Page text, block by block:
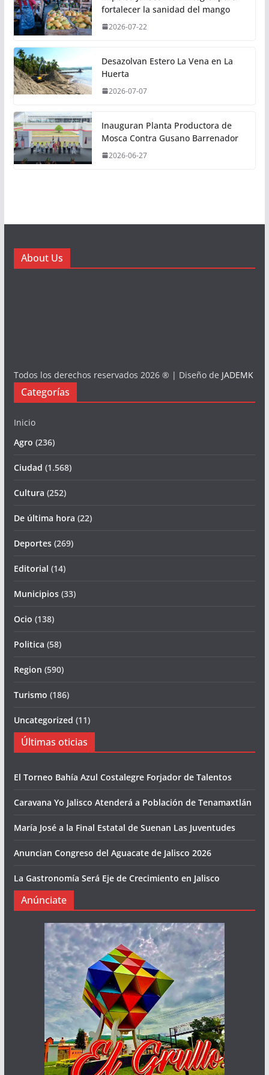
fortalecer la sanidad del mango
2026-07-22
Desazolvan Estero La Vena en La
Huerta
2026-07-07
Inauguran Planta Productora de
Mosca Contra Gusano Barrenador
2026-06-27
About Us
Todos los derechos reservados 2026 ® | Diseño de JADEMK
Categorías
Inicio
Agro (236)
Ciudad (1.568)
Cultura (252)
De última hora (22)
Deportes(269)
Editorial (14)
Municipios(33)
Ocio (138)
Politica (58)
Region (590)
Turismo (186)
Uncategorized (11)
Últimas oticias
El Torneo Bahía Azul Costalegre Forjador de Talentos
Caravana Yo Jalisco Atenderá a Población de Tenamaxtlán
María José a la Final Estatal de Suenan Las Juventudes
Anuncian Congreso del Aguacate de Jalisco 2026
La Gastronomía Será Eje de Crecimiento en Jalisco
Anúnciate